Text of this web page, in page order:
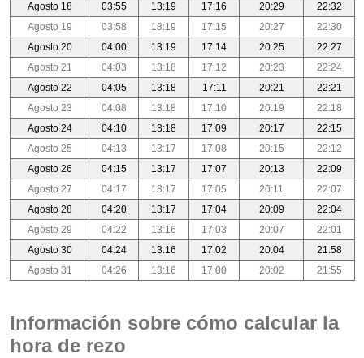
Agosto 18
03:55 13:19 17:16 20:29
22:32
Agosto 19
03:58 13:19 17:15 20:27
22:30
Agosto 20
04:00 13:19 17:14 20:25
22:27
Agosto 21
04:03 13:18 17:12 20:23
22:24
Agosto 22
04:05 13:18 17:11 20:21
22:21
Agosto 23
04:08 13:18 17:10 20:19
22:18
Agosto 24
04:10 13:18 17:09 20:17
22:15
Agosto 25
04:13 13:17 17:08 20:15
22:12
Agosto 26
04:15 13:17 17:07 20:13
22:09
Agosto 27
04:17 13:17 17:05 20:11
22:07
Agosto 28
04:20 13:17 17:04 20:09
22:04
Agosto 29
04:22 13:16 17:03 20:07
22:01
Agosto 30
04:24 13:16 17:02 20:04
21:58
Agosto 31
04:26 13:16 17:00 20:02 21:55
Información sobre cómo calcular la
hora de rezo